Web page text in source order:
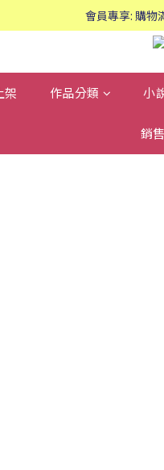
歡迎WhatsApp
會員專享: 購物
歡迎WhatsApp
架 作品分類 小
銷